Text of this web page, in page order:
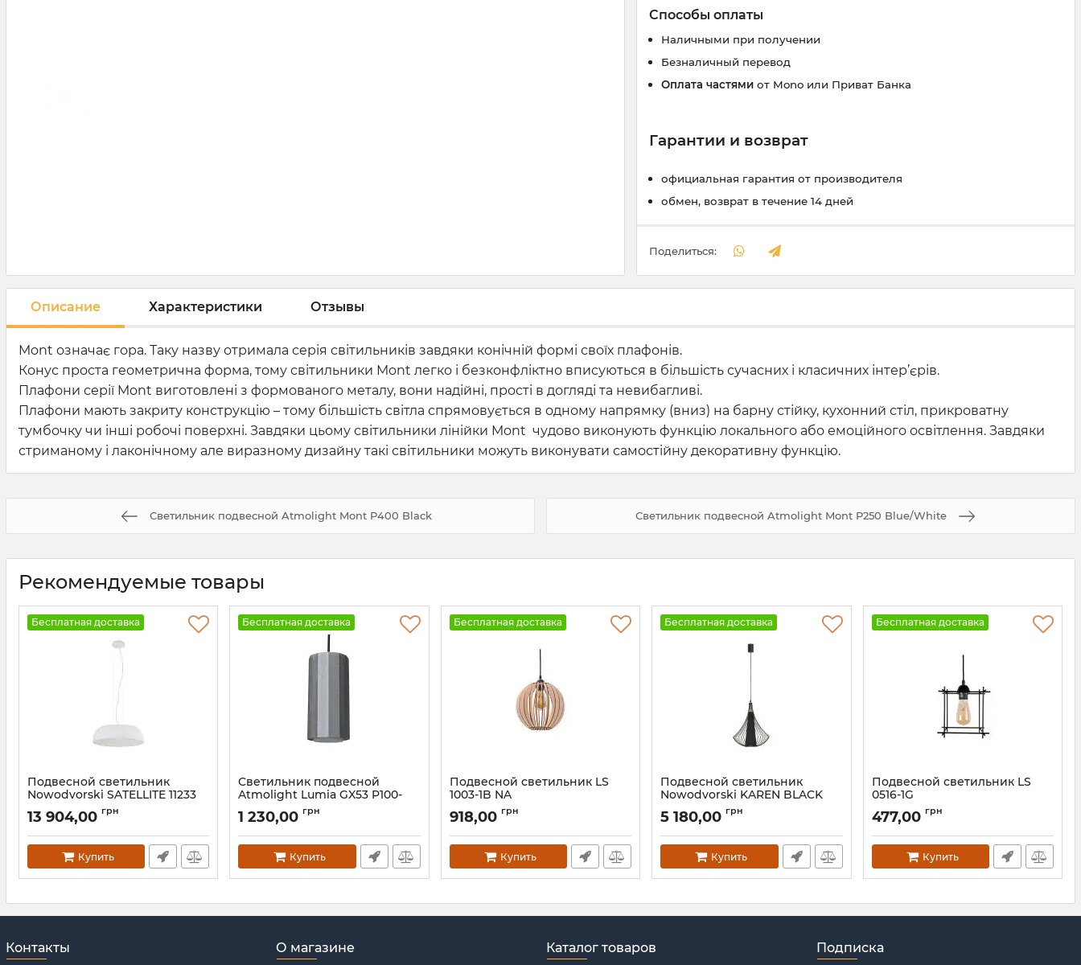
Способы оплаты
Наличными при получении
Безналичный перевод
Оплата частями от Mono или Приват Банка
Гарантии и возврат
официальная гарантия от производителя
обмен, возврат в течение 14 дней
Поделиться:
Описание Характеристики Отзывы
Mont означає гора. Таку назву отримала серія світильників завдяки конічній формі своїх плафонів.
Конус проста геометрична форма, тому світильники Mont легко і безконфліктно вписуються в більшість сучасних і класичних інтер’єрів.
Плафони серії Mont виготовлені з формованого металу, вони надійні, прості в догляді та невибагливі.
Плафони мають закриту конструкцію – тому більшість світла спрямовується в одному напрямку (вниз) на барну стійку, кухонний стіл, прикроватну
тумбочку чи інші робочі поверхні. Завдяки цьому світильники лінійки Mont чудово виконують функцію локального або емоційного освітлення. Завдяки
стриманому і лаконічному але виразному дизайну такі світильники можуть виконувати самостійну декоративну функцію.
Светильник подвесной Atmolight Mont P400 Black Светильник подвесной Atmolight Mont P250 Blue/White
Рекомендуемые товары
Бесплатная доставка
Подвесной светильник
Nowodvorski SATELLITE 11233
Артикул:11233
13 904,00 грн
Купить
Бесплатная доставка
Светильник подвесной
Atmolight Lumia GX53 P100-
200 MoireSilver
Артикул:1291915
1 230,00 грн
Купить
Бесплатная доставка
Подвесной светильник LS
1003-1B NA
Артикул:26074
918,00 грн
Купить
Бесплатная доставка
Подвесной светильник
Nowodvorski KAREN BLACK
Артикул:4607
5 180,00 грн
Купить
Бесплатная доставка
Подвесной светильник LS
0516-1G
Артикул:26020
477,00 грн
Купить
Контакты О магазине Каталог товаров Подписка